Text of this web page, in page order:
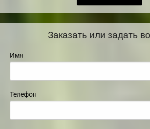
Заказать или задать
Имя
Телефон